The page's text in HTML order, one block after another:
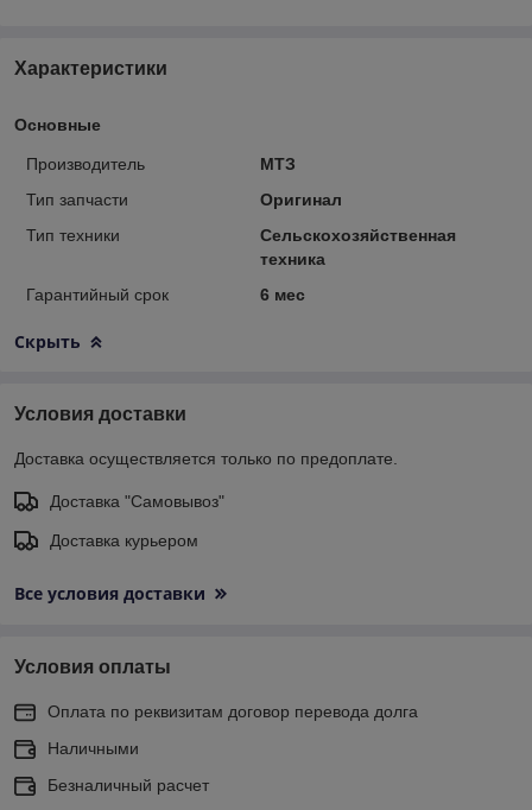
Характеристики
Основные
Производитель
МТЗ
Тип запчасти
Оригинал
Тип техники
Сельскохозяйственная
техника
Гарантийный срок
6 мес
Скрыть
Условия доставки
Доставка осуществляется только по предоплате.
Доставка "Самовывоз"
Доставка курьером
Все условия доставки
Условия оплаты
Оплата по реквизитам договор перевода долга
Наличными
Безналичный расчет